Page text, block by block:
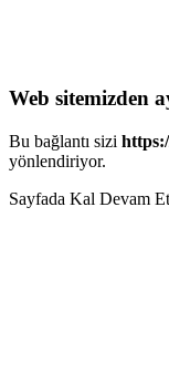
Web sitemizden
Bu bağlantı sizi
yönlendiriyor.
Sayfada Kal Devam Et